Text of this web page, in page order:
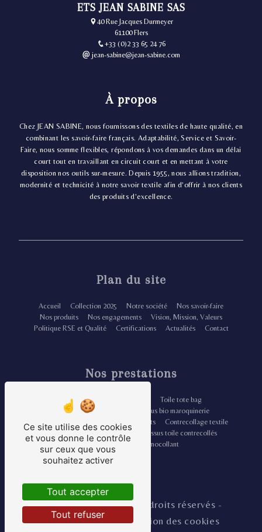
À propos
Chez JEAN SABINE, nous fournissons des textiles de haute qualité, en
combinant les savoir-faire français. Adaptabilité, Service et Savoir-
Faire, nous somme flexibles, répondons à vos demandes dans un délai
court tout en travaillant en circuit court et en mettant à votre
disposition nos outils sur-mesure. Depuis 1955, nous allions tradition,
modernité et technicité à notre savoir textile afin d’offrir à nos clients
des produits d’excellence.
ETS JEAN SABINE SAS
40 Rue Jacques Durmeyer
61100 Flers
+33 (0)2 33 65 24 76
jean-sabine@jean-sabine.com
Plan du site
Accueil Collection 2025 Notre société
Nos savoir-faire
Nos produits
Nos engagements
Vision, Mission, Valeurs
Politique RSE et Qualité
Certifications Actualités Contact
Nos prestations
Tissu doublure thermocollante
Toile tote bag
Enduction thermocollante
Tissus bio maroquinerie
Doublure chaussure
Tissus écrus teints
Contrecollage textile
Doublure renfort maroquinerie
Tissus toile contrecollés
Douillette renfort thermocollant
©Vistalid- 2026 - Tous droits réservés -
Mentions légales-Gestion des cookies
Ce site utilise des cookies
et vous donne le contrôle
sur ceux que vous
souhaitez activer
Tout accepter
Tout refuser